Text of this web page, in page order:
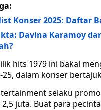
Konser 2025: Daftar
Davina Karamoy
hits 1979 ini bakal
dalam konser
selaku
2,5 juta. Buat para